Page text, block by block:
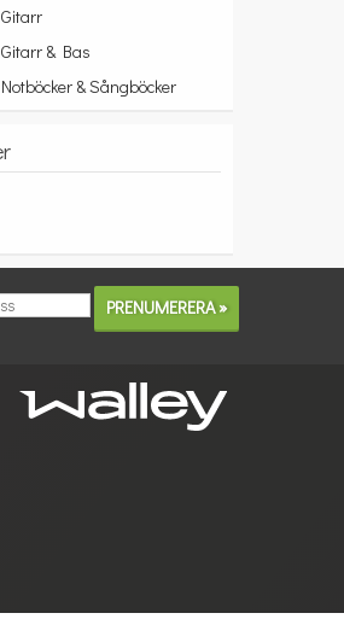
Gitarr
Gitarr & Bas
Notböcker & Sångböcker